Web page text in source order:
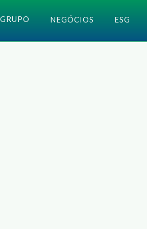
GRUPO NEGÓCIOS ESG